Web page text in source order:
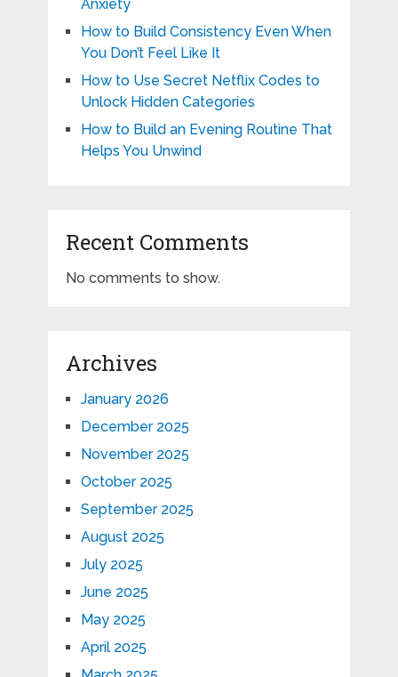
Anxiety
How to Build Consistency Even When
You Don’t Feel Like It
How to Use Secret Netflix Codes to
Unlock Hidden Categories
How to Build an Evening Routine That
Helps You Unwind
Recent Comments
No comments to show.
Archives
January 2026
December 2025
November 2025
October 2025
September 2025
August 2025
July 2025
June 2025
May 2025
April 2025